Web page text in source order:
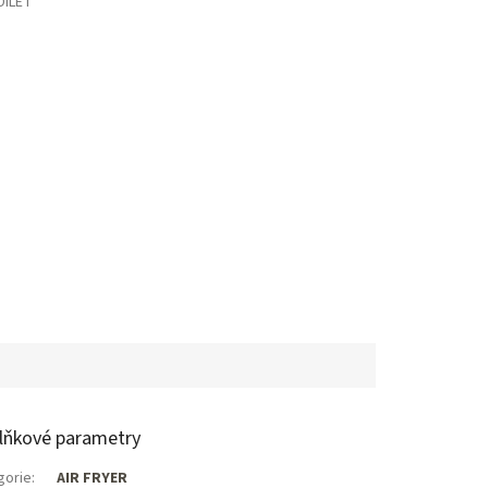
parametry
:
AIR FRYER